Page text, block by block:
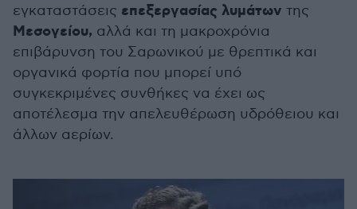
εγκαταστάσεις επεξεργασίας λυμάτων της
Μεσογείου, αλλά και τη μακροχρόνια
επιβάρυνση του Σαρωνικού με θρεπτικά και
οργανικά φορτία που μπορεί υπό
συγκεκριμένες συνθήκες να έχει ως
αποτέλεσμα την απελευθέρωση υδρόθειου και
άλλων αερίων.